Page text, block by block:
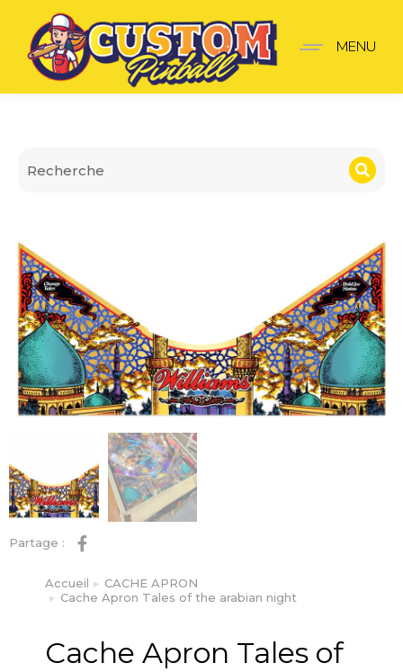
Cache Apron Tales of
MENU
Partage :
Vous êtes ici :
Accueil
CACHE APRON
Cache Apron Tales of the arabian night
Cache Apron Tales of